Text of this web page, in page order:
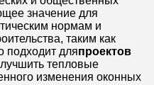
значение для
нормам и
таким как
подходит дляпроектов
тепловые
изменения оконных